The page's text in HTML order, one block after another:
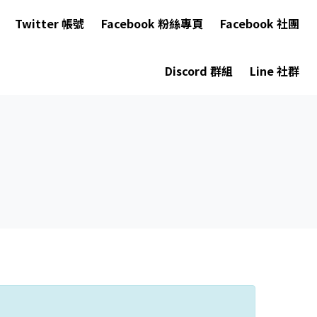
Twitter 帳號 Facebook 粉絲專頁 Facebook 社團
Discord 群組 Line 社群